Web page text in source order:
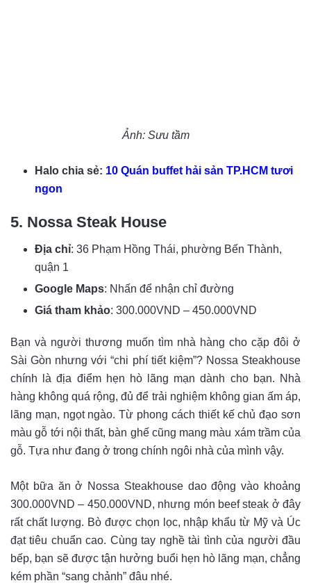
Ảnh: Sưu tầm
Halo chia sẻ: 10 Quán buffet hải sản TP.HCM tươi
ngon
5. Nossa Steak House
Địa chỉ: 36 Phạm Hồng Thái, phường Bến Thành,
quận 1
Google Maps: Nhấn để nhận chỉ đường
Giá tham khảo: 300.000VND – 450.000VND
Bạn và người thương muốn tìm nhà hàng cho cặp đôi ở
Sài Gòn nhưng với “chi phí tiết kiệm”? Nossa Steakhouse
chính là địa điểm hẹn hò lãng mạn dành cho bạn. Nhà
hàng không quá rộng, đủ để trải nghiệm không gian ấm áp,
lãng mạn, ngọt ngào. Từ phong cách thiết kế chủ đạo sơn
màu gỗ tới nội thất, bàn ghế cũng mang màu xám trầm của
gỗ. Tựa như đang ở trong chính ngôi nhà của mình vậy.
Một bữa ăn ở Nossa Steakhouse dao động vào khoảng
300.000VND – 450.000VND, nhưng món beef steak ở đây
rất chất lượng. Bò được chọn lọc, nhập khẩu từ Mỹ và Úc
đạt tiêu chuẩn cao. Cùng tay nghề tài tình của người đầu
bếp, bạn sẽ được tận hưởng buổi hẹn hò lãng mạn, chẳng
kém phần “sang chảnh” đâu nhé.